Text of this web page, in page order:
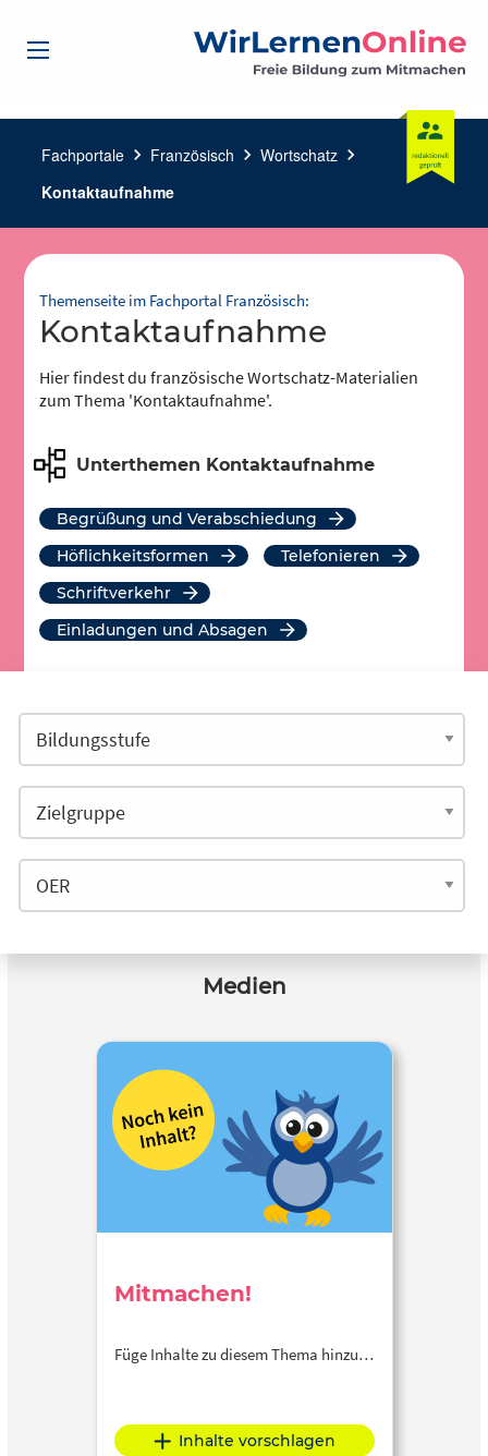
Fachportale chevron_right Französisch chevron_right Wortschatz chevron_right
Kontaktaufnahme
Themenseite im Fachportal Französisch:
Kontaktaufnahme
Hier findest du französische Wortschatz-Materialien
zum Thema 'Kontaktaufnahme'.
Unterthemen Kontaktaufnahme
Begrüßung und Verabschiedung
Höflichkeitsformen
Telefonieren
Schriftverkehr
Einladungen und Absagen
Medien
Mitmachen!
Füge Inhalte zu diesem Thema hinzu…
Inhalte vorschlagen